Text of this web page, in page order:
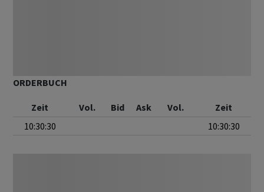
ORDERBUCH
Zeit Vol. Bid Ask Vol.
Zeit
10:30:30
10:30:30